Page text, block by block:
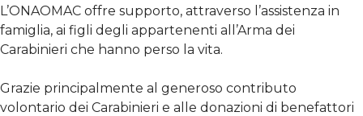
L’ONAOMAC offre supporto, attraverso l’assistenza in
famiglia, ai figli degli appartenenti all’Arma dei
Carabinieri che hanno perso la vita.
Grazie principalmente al generoso contributo
volontario dei Carabinieri e alle donazioni di benefattori